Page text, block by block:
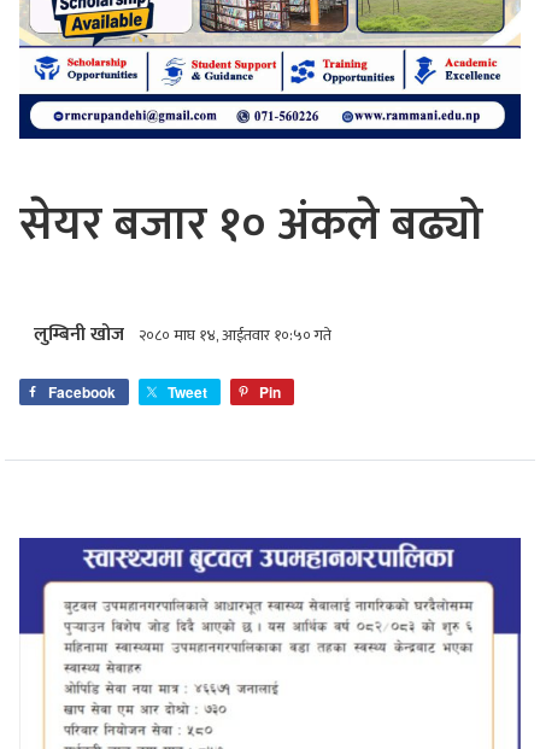
सेयर बजार १० अंकले बढ्यो
लुम्बिनी खोज २०८० माघ १४, आईतवार १०:५० गते
Facebook Tweet Pin